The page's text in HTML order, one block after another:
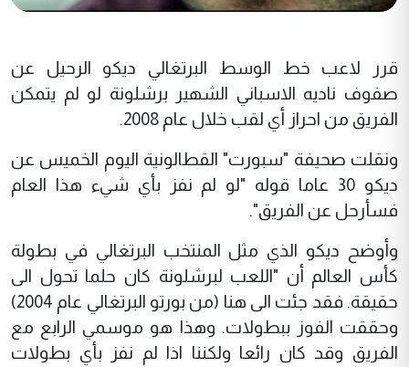
قرر لاعب خط الوسط البرتغالي ديکو الرحيل عن
صفوف ناديه الاسباني الشهير برشلونة لو لم يتمکن
الفريق من احراز أي لقب خلال عام 2008.
ونقلت صحيفة "سبورت" القطالونية اليوم الخميس عن
ديکو 30 عاما قوله "لو لم نفز بأي شيء هذا العام
فسأرحل عن الفريق".
وأوضح ديکو الذي مثل المنتخب البرتغالي في بطولة
کأس العالم أن "اللعب لبرشلونة کان حلما تحول الى
حقيقة. فقد جئت الى هنا (من بورتو البرتغالي عام 2004)
وحققت الفوز ببطولات. وهذا هو موسمي الرابع مع
الفريق وقد کان رائعا ولکننا اذا لم نفز بأي بطولات